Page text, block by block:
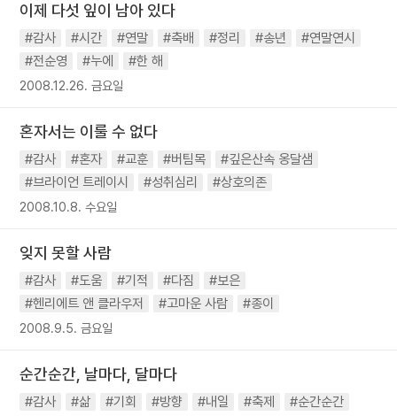
이제 다섯 잎이 남아 있다
#감사 #시간 #연말 #축배 #정리 #송년
#연말연시
#전순영
#누에 #한 해
2008.12.26. 금요일
혼자서는 이룰 수 없다
#감사 #혼자 #교훈 #버팀목
#깊은산속 옹달샘
#브라이언 트레이시
#성취심리 #상호의존
2008.10.8. 수요일
잊지 못할 사람
#감사 #도움 #기적 #다짐
#보은
#헨리에트 앤 클라우저
#고마운 사람 #종이
2008.9.5. 금요일
순간순간, 날마다, 달마다
#감사 #삶 #기회 #방향 #내일 #축제
#순간순간